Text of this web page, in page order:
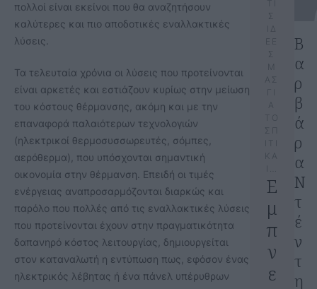
πολλοί είναι εκείνοι που θα αναζητήσουν
καλύτερες και πιο αποδοτικές εναλλακτικές
λύσεις.
Τα τελευταία χρόνια οι λύσεις που προτείνονται
είναι αρκετές και εστιάζουν κυρίως στην μείωση
του κόστους θέρμανσης, ακόμη και με την
επαναφορά παλαιότερων τεχνολογιών
(ηλεκτρικοί θερμοσυσσωρευτές, σόμπες,
αερόθερμα), που υπόσχονται σημαντική
οικονομία στην θέρμανση. Επειδή οι τιμές
ενέργειας αναπροσαρμόζονται διαρκώς και
παρόλο που πολλές από τις εναλλακτικές λύσεις
που προτείνονται έχουν στην πραγματικότητα
δαπανηρό κόστος λειτουργίας, δημιουργείται
στον καταναλωτή η εντύπωση πως, εφόσον ένας
ηλεκτρικός λέβητας ή ένα πάνελ υπέρυθρων
Σ
ΙΔ
Σ
Μ
ΑΣ
Α
ΣΠ
ΚΑ
Ι…
Ε
μ
π
ν
ε
Β
α
ρ
β
ά
ρ
α
Ν
τ
έ
ν
τ
η